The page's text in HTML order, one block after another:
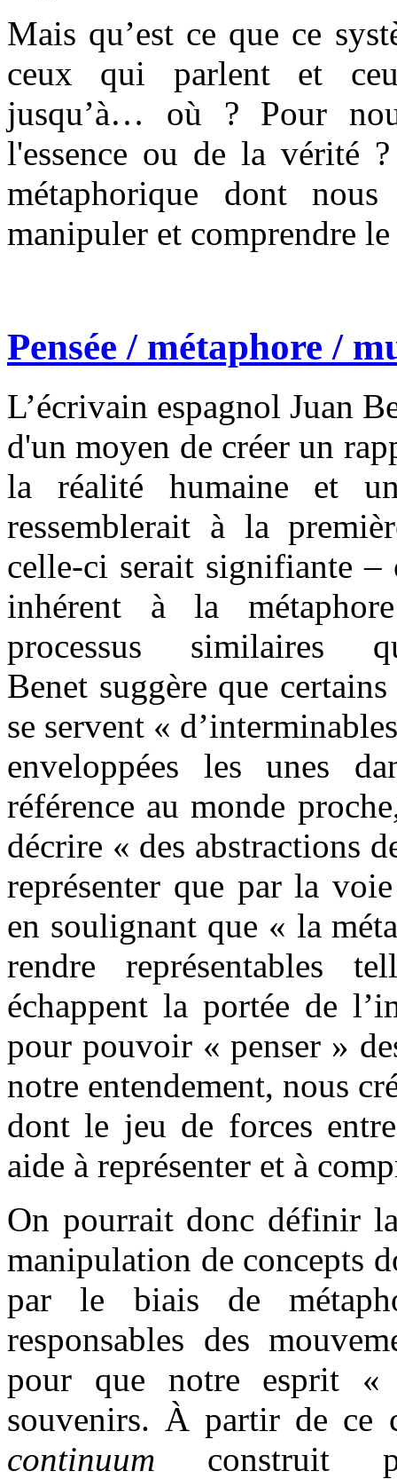
Mais qu’est ce que ce
ceux qui parlent et
jusqu’à… où ? Pour
l'essence ou de la vérité
métaphorique dont
manipuler et comprendre
Pensée / métaphore /
L’écrivain espagnol Juan
d'un moyen de créer un
la réalité humaine et
ressemblerait à la
celle-ci serait signifiante –
inhérent à la
processus
Benet suggère que
se servent «
enveloppées les unes
référence au monde
décrire « des abstractions
représenter que par la
en soulignant que « la
rendre représentables
échappent la portée de
pour pouvoir « penser »
notre entendement, nous
dont le jeu de forces
aide à représenter et à
On pourrait donc définir
manipulation de concepts
par le biais de
responsables des
pour que notre esprit «
souvenirs. À partir de ce
continuum construit